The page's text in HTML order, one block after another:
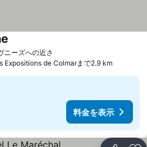
ニーズへの近さ
Expositions de Colmarまで2.9 km
料金を表示